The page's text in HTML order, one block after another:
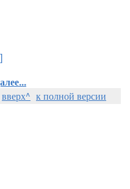
вверх^ к полной версии